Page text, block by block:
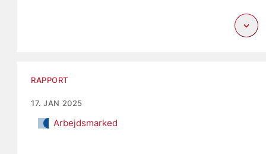
RAPPORT
17. JAN 2025
Arbejdsmarked